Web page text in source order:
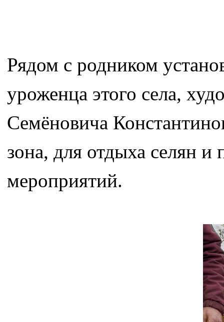
Рядом с родником
уроженца этого села,
Семёновича
зона, для отдыха селян и
мероприятий.